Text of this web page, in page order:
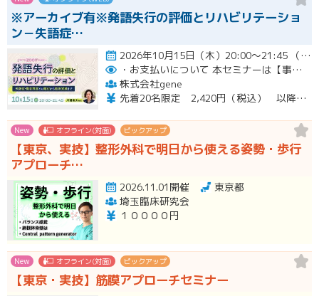
※アーカイブ有※発語失行の評価とリハビリテーショ
ン－失語症…
2026年10月15日（木）20:00～21:45 （受付開始時間 19:45）開催
・お支払いについて 本セミナーは【事前支払い（クレジットカード・銀行振込）】です。
株式会社gene
先着20名限定 2,420円（税込） 以降3,000円（税込） ※お支払い方法：クレジットカード・銀行振込 【キャンセルについて】 決済後はいかなる理由でも返金はいたしませんのでご了承ください。 受講料をお支払いいただいた方には、後日アーカイブの視聴URLをお送りいたします。
New オフライン(対面) ピックアップ
【東京、実技】整形外科で明日から使える姿勢・歩行
アプローチ…
2026.11.01開催
東京都
埼玉臨床研究会
１００００円
New オフライン(対面) ピックアップ
【東京・実技】筋膜アプローチセミナー